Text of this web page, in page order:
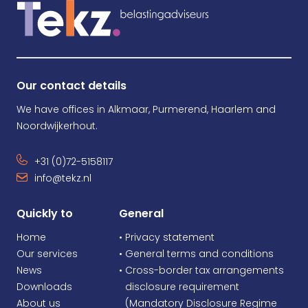
Our contact details
We have offices in Alkmaar, Purmerend, Haarlem and
Noordwijkerhout.
+31 (0)72-5158117
info@tekz.nl
Quickly to
Home
Our services
News
Downloads
About us
General
• Privacy statement
• General terms and conditions
• Cross-border tax arrangements
disclosure requirement
(Mandatory Disclosure Regime